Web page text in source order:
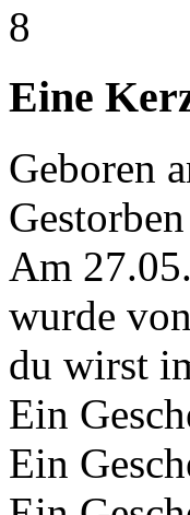
Eine
Geboren
Am
wurde
du wirst
Ein
Ein